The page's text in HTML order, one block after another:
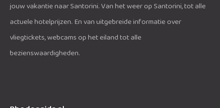
jouw vakantie naar Santorini. Van het weer op Santorini, tot alle
actuele hotelprijzen. En van uitgebreide informatie over
vliegtickets, webcams op het eiland tot alle
bezienswaardigheden.